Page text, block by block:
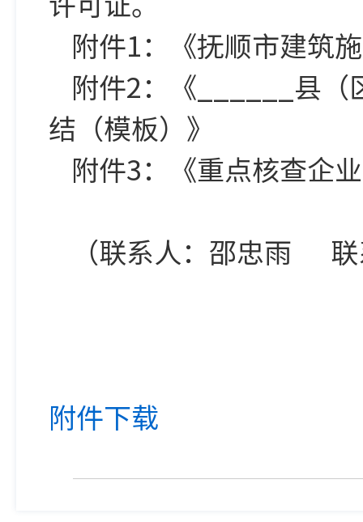
附件1：《抚顺市建筑
附件2：《______县（
结（模板）》
附件3：《重点核查企
（联系人：邵忠雨
附件下载